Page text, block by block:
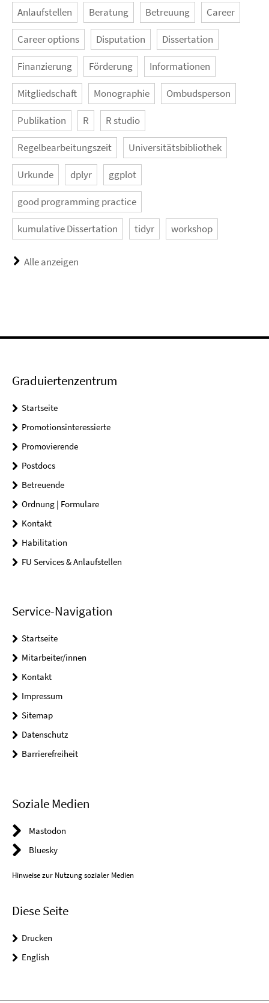
Anlaufstellen Beratung Betreuung Career
Career options Disputation Dissertation
Finanzierung Förderung Informationen
Mitgliedschaft Monographie Ombudsperson
Publikation R R studio
Regelbearbeitungszeit Universitätsbibliothek
Urkunde dplyr ggplot
good programming practice
kumulative Dissertation tidyr workshop
Alle anzeigen
Graduiertenzentrum
Startseite
Promotionsinteressierte
Promovierende
Postdocs
Betreuende
Ordnung | Formulare
Kontakt
Habilitation
FU Services & Anlaufstellen
Service-Navigation
Startseite
Mitarbeiter/innen
Kontakt
Impressum
Sitemap
Datenschutz
Barrierefreiheit
Soziale Medien
Mastodon
Bluesky
Hinweise zur Nutzung sozialer Medien
Diese Seite
Drucken
English